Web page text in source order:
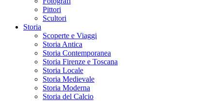
Pittori
Scultori
Storia
Scoperte e Viaggi
Storia Antica
Storia Contemporanea
Storia Firenze e Toscana
Storia Locale
Storia Medievale
Storia Moderna
Storia del Calcio